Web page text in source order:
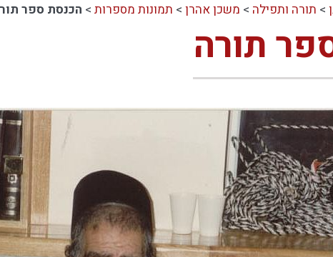
> תורה ותפילה > משכן אהרן> תמונות מספרות> הכנסת ספר
תורה